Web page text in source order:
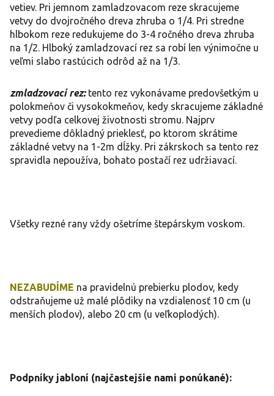
vetiev. Pri jemnom zamladzovacom reze skracujeme
vetvy do dvojročného dreva zhruba o 1/4. Pri stredne
hlbokom reze redukujeme do 3-4 ročného dreva zhruba
na 1/2. Hlboký zamladzovací rez sa robí len výnimočne u
veľmi slabo rastúcich odrôd až na 1/3.
zmladzovací rez:tento rez vykonávame predovšetkým u
polokmeňov či vysokokmeňov, kedy skracujeme základné
vetvy podľa celkovej životnosti stromu. Najprv
prevedieme dôkladný prieklesť, po ktorom skrátime
základné vetvy na 1-2m dĺžky. Pri zákrskoch sa tento rez
spravidla nepoužíva, bohato postačí rez udržiavací.
Všetky rezné rany vždy ošetríme štepárskym voskom.
NEZABUDÍME na pravidelnú prebierku plodov, kedy
odstraňujeme už malé plôdiky na vzdialenosť 10 cm (u
menších plodov), alebo 20 cm (u veľkoplodých).
Podpníky jabloní (najčastejšie nami ponúkané):